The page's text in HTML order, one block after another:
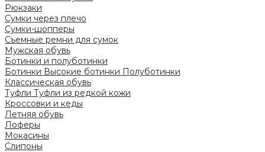
Рюкзаки
Сумки через плечо
Сумки-шопперы
Съемные ремни для сумок
Мужская обувь
Ботинки и полуботинки
Ботинки Высокие ботинки Полуботинки
Классическая обувь
Туфли Туфли из редкой кожи
Кроссовки и кеды
Летняя обувь
Лоферы
Мокасины
Слипоны